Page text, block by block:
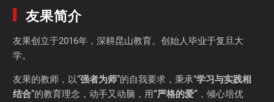
友果简介
友果创立于2016年，深耕昆山教育。创始人毕业于复旦大
学。
友果的教师，以“强者为师”的自我要求，秉承“学习与实践相
结合”的教育理念，动手又动脑，用“严格的爱” ，倾心培优